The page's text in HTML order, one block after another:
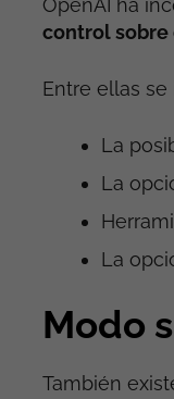
OpenAI ha
control sobre
Entre ellas se
La
La
La
Modo
También